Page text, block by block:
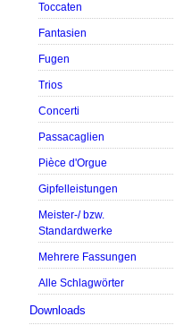
Toccaten
Fantasien
Fugen
Trios
Concerti
Passacaglien
Pièce d'Orgue
Gipfelleistungen
Meister-/ bzw.
Standardwerke
Mehrere Fassungen
Alle Schlagwörter
Downloads